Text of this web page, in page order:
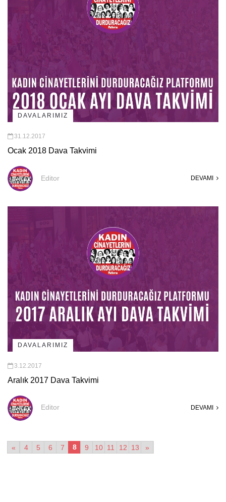
DAVALARIMIZ
31.12.2017
Ocak 2018 Dava Takvimi
Editor DEVAMI
DAVALARIMIZ
3.12.2017
Aralık 2017 Dava Takvimi
Editor DEVAMI
« 4 5 6 7 8 9 10 11 12 13 »